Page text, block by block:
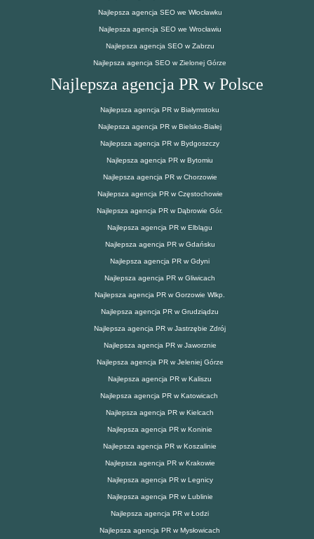
Najlepsza agencja SEO we Włocławku
Najlepsza agencja SEO we Wrocławiu
Najlepsza agencja SEO w Zabrzu
Najlepsza agencja SEO w Zielonej Górze
Najlepsza agencja PR w Polsce
Najlepsza agencja PR w Białymstoku
Najlepsza agencja PR w Bielsko-Białej
Najlepsza agencja PR w Bydgoszczy
Najlepsza agencja PR w Bytomiu
Najlepsza agencja PR w Chorzowie
Najlepsza agencja PR w Częstochowie
Najlepsza agencja PR w Dąbrowie Gór.
Najlepsza agencja PR w Elblągu
Najlepsza agencja PR w Gdańsku
Najlepsza agencja PR w Gdyni
Najlepsza agencja PR w Gliwicach
Najlepsza agencja PR w Gorzowie Wlkp.
Najlepsza agencja PR w Grudziądzu
Najlepsza agencja PR w Jastrzębie Zdrój
Najlepsza agencja PR w Jaworznie
Najlepsza agencja PR w Jeleniej Górze
Najlepsza agencja PR w Kaliszu
Najlepsza agencja PR w Katowicach
Najlepsza agencja PR w Kielcach
Najlepsza agencja PR w Koninie
Najlepsza agencja PR w Koszalinie
Najlepsza agencja PR w Krakowie
Najlepsza agencja PR w Legnicy
Najlepsza agencja PR w Lublinie
Najlepsza agencja PR w Łodzi
Najlepsza agencja PR w Mysłowicach